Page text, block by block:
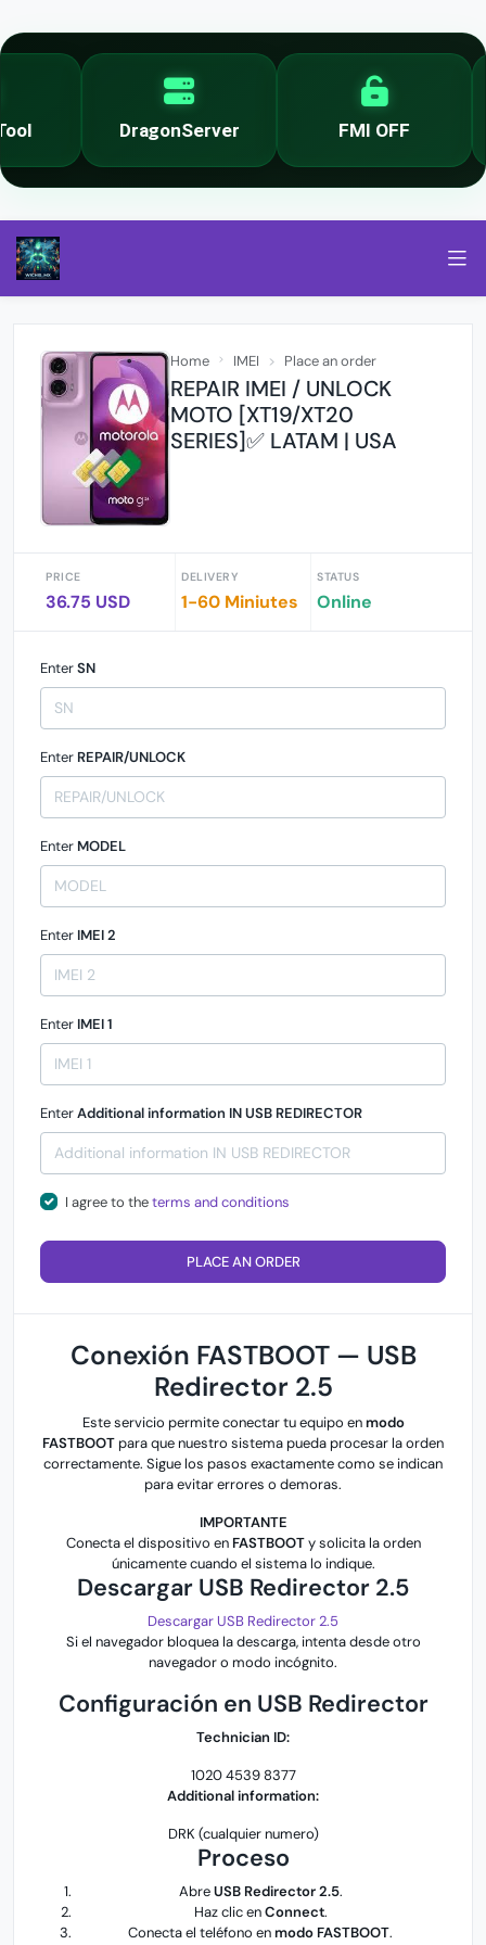
DragonServer FMI OFF
Home IMEI Place an order
REPAIR IMEI / UNLOCK
MOTO [XT19/XT20
SERIES]✅ LATAM | USA
PRICE
36.75 USD
DELIVERY
1-60 Miniutes
STATUS
Online
EnterSN
Enter REPAIR/UNLOCK
Enter MODEL
Enter IMEI 2
Enter IMEI 1
EnterAdditional information IN USB REDIRECTOR
I agree to theterms and conditions
PLACE AN ORDER
Conexión FASTBOOT — USB
Redirector 2.5
Este servicio permite conectar tu equipo enmodo
FASTBOOT para que nuestro sistema pueda procesar la orden
correctamente. Sigue los pasos exactamente como se indican
para evitar errores o demoras.
IMPORTANTE
Conecta el dispositivo en FASTBOOTy solicita la orden
únicamente cuando el sistema lo indique.
Descargar USB Redirector 2.5
Descargar USB Redirector 2.5
Si el navegador bloquea la descarga, intenta desde otro
navegador o modo incógnito.
Configuración en USB Redirector
Technician ID:
1020 4539 8377
Additional information:
DRK (cualquier numero)
Proceso
AbreUSB Redirector 2.5.
Haz clic enConnect.
Conecta el teléfono enmodo FASTBOOT.